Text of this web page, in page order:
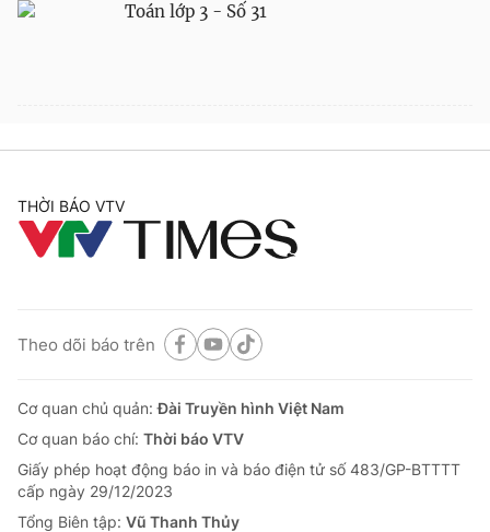
Toán lớp 3 - Số 31
THỜI BÁO VTV
Theo dõi báo trên
Cơ quan chủ quản:Đài Truyền hình Việt Nam
Cơ quan báo chí: Thời báo VTV
Giấy phép hoạt động báo in và báo điện tử số 483/GP-BTTTT
cấp ngày 29/12/2023
Tổng Biên tập: Vũ Thanh Thủy